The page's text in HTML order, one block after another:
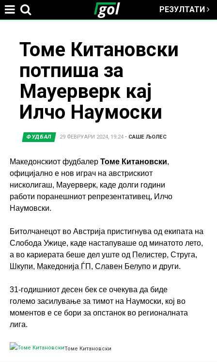
РЕЗУЛТАТИ
YouТоме Китановски
потпиша за
Мауерверк кај
Илчо Наумоски
ФУДБАЛ 29 ФЕВРУАРИ 2024, 19:24• САШЕ ЉОЛЕС
Македонскиот фудбалер Томе Китановски,
официјално е нов играч на австрискиот
нисколигаш, Мауерверк, каде долги години
работи поранешниот репрезентативец, Илчо
Наумовски.
Битолчанецот во Австрија пристигнува од екипата на
Слобода Ужице, каде настапуваше од минатото лето,
а во кариерата беше дел уште од Пелистер, Струга,
Шкупи, Македонија ЃП , Славен Белупо и други.
31-годишниот десен бек се очекува да биде
големо засилување за тимот на Наумоски, кој во
моментов е се бори за опстанок во регионалната
лига.
Томе Китановски